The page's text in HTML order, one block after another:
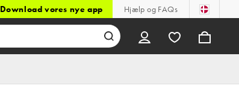
Download vores nye app Hjælp og FAQs